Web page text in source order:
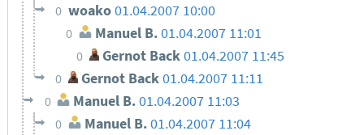
0 woako01.04.2007 10:00
0 Manuel B.01.04.2007 11:01
0 Gernot Back01.04.2007 11:45
0 Gernot Back 01.04.2007 11:11
0 Manuel B.01.04.2007 11:03
0 Manuel B. 01.04.2007 11:04